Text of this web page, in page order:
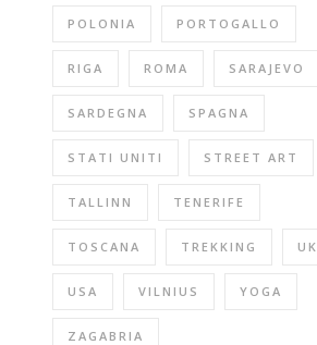
POLONIA PORTOGALLO
RIGA ROMA SARAJEVO
SARDEGNA SPAGNA
STATI UNITI STREET ART
TALLINN TENERIFE
TOSCANA TREKKING UK
USA VILNIUS YOGA
ZAGABRIA